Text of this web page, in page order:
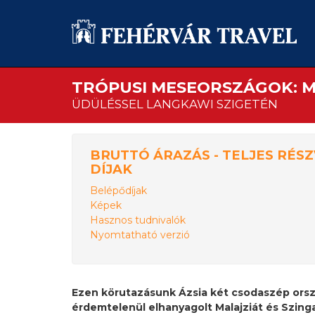
TRÓPUSI MESEORSZÁGOK:
ÜDÜLÉSSEL LANGKAWI SZIGETÉN
BRUTTÓ ÁRAZÁS - TELJES
DÍJAK
Belépődíjak
Képek
Hasznos tudnivalók
Nyomtatható verzió
Ezen körutazásunk Ázsia két csodaszép
érdemtelenül elhanyagolt Malajziát és